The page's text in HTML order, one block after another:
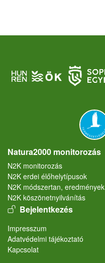
Natura2000 monitorozás
N2K monitorozás
N2K erdei élőhelytípusok
N2K módszertan, eredmények
N2K köszönetnyilvánítás
User account menu
Bejelentkezés
Lábléc
Impresszum
Adatvédelmi tájékoztató
Kapcsolat